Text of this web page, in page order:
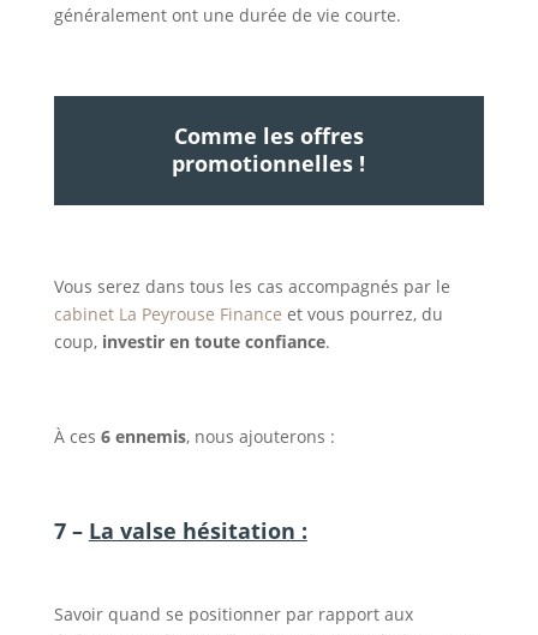
généralement ont une durée de vie courte.
Comme les offres
promotionnelles !
Vous serez dans tous les cas accompagnés par le
cabinet La Peyrouse Finance et vous pourrez, du
coup, investir en toute confiance.
À ces 6 ennemis, nous ajouterons :
7 – La valse hésitation :
Savoir quand se positionner par rapport aux